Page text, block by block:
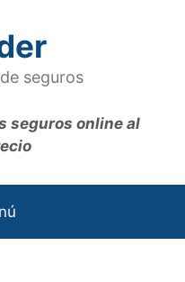
seguros
seguros online al